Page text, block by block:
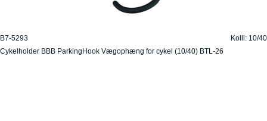
B7-5293
Kolli: 10/40
Cykelholder BBB ParkingHook Vægophæng for cykel (10/40) BTL-26